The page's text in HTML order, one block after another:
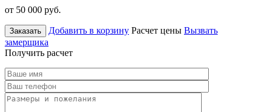
от 50 000 руб.
Заказать Добавить в корзину Расчет цены Вызвать
замерщика
Получить расчет